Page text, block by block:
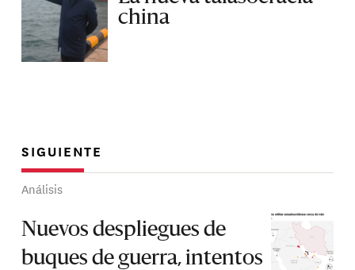
china
SIGUIENTE
Análisis
Nuevos despliegues de
buques de guerra, intentos